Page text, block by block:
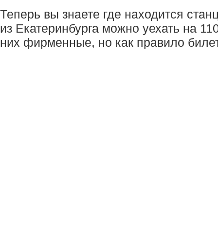
Теперь вы знаете где находится
из Екатеринбурга можно уехать на
них фирменные, но как правило